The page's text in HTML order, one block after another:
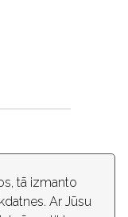
tā izmanto
Ar Jūsu